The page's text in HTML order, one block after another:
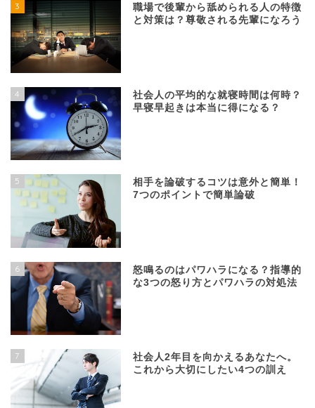
3
職場で後輩から舐められる人の特徴
と対策は？尊敬される先輩になろう
4
社会人の平均的な就寝時間は何時？
早寝早起きは本当に得になる？
5
相手を論破するコツは意外と簡単！
7つのポイントで簡単論破
6
怒鳴るのはパワハラになる？指導的
な3つの怒り方とパワハラの対処法
7
社会人2年目を向かえるあなたへ。
これから大切にしたい4つの訓え